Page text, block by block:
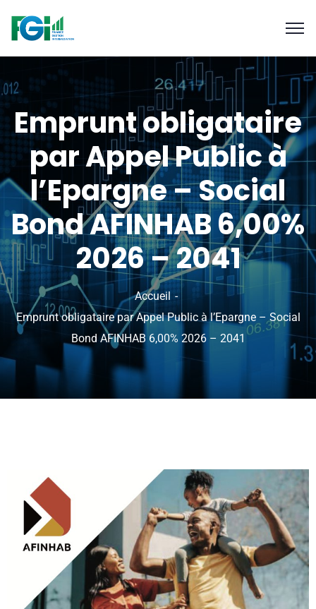
Emprunt obligataire
par Appel Public à
l’Epargne – Social
Bond AFINHAB 6,00%
2026 – 2041
Accueil
Emprunt obligataire par Appel Public à l’Epargne – Social
Bond AFINHAB 6,00% 2026 – 2041